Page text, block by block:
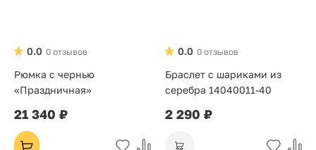
0 отзывов
0.0
Рюмка с чернью
«Праздничная»
21 340 ₽
0 отзывов
0.0
Браслет с шариками из
серебра 14040011-40
2 290 ₽